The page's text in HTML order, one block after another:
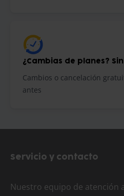
¿Cambias de planes?
Cambios o cancelación
antes
Servicio y contacto
Nuestro equipo de atención